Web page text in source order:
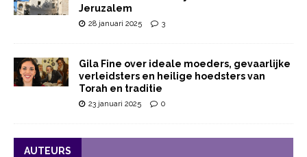
Jeruzalem
28 januari 2025 3
Gila Fine over ideale moeders, gevaarlijke
verleidsters en heilige hoedsters van
Torah en traditie
23 januari 2025 0
AUTEURS